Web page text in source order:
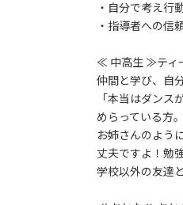
・自分で考え行
・指導者への信
≪ 中高生 ≫ティ
仲間と学び、自
「本当はダン
めらっている方
お姉さんのよう
丈夫ですよ！勉
学校以外の友達